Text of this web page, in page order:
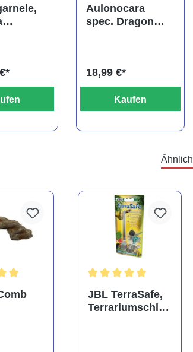
Aulonocara
spec. Dragon
18,99 €*
Kaufen
JBL TerraSafe,
Terrariumschlos